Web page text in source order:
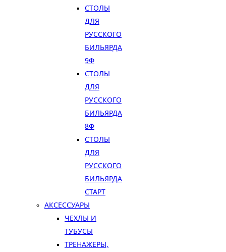
СТОЛЫ
ДЛЯ
РУССКОГО
БИЛЬЯРДА
9Ф
СТОЛЫ
ДЛЯ
РУССКОГО
БИЛЬЯРДА
8Ф
СТОЛЫ
ДЛЯ
РУССКОГО
БИЛЬЯРДА
СТАРТ
АКСЕССУАРЫ
ЧЕХЛЫ И
ТУБУСЫ
ТРЕНАЖЕРЫ,